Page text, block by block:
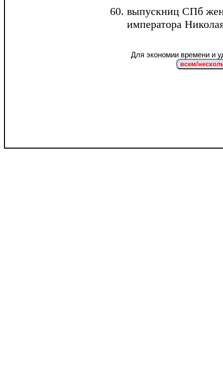
выпускниц СПб
императора
Для экономии времени и
всем/